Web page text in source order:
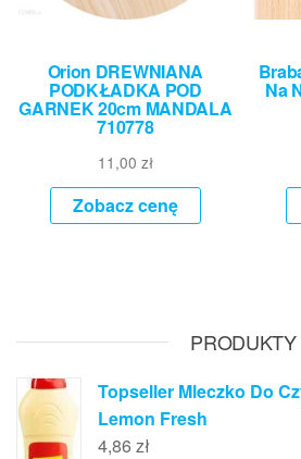
Orion DREWNIANA
PODKŁADKA POD
GARNEK 20cm MANDALA
710778
11,00 zł
Zobacz cenę
Na
PRODUKTY
Topseller Mleczko Do
Lemon Fresh
4,86 zł